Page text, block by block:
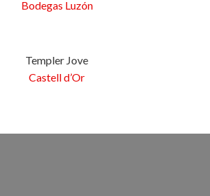
Bodegas Luzón
Templer Jove
Castell d’Or